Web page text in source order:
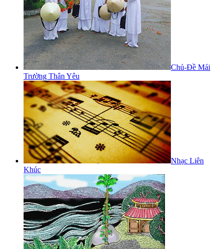
Chủ-Đề Mái
Trường Thân Yêu
Nhạc Liên
Khúc